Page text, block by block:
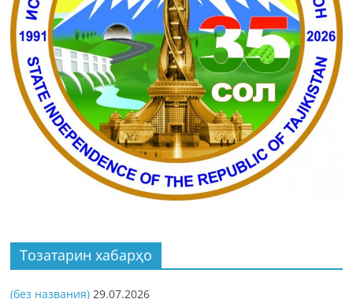
Тозатарин хабарҳо
(без названия) 29.07.2026